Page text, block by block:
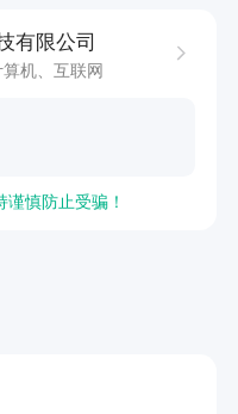
关专业优先。
。
成纯音测听、助
先。
内容核心：
有限公司
机、互联网
慎防止受骗！